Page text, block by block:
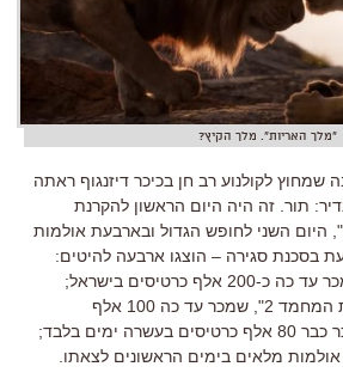
"מלך האריות". מלך הקיץ?
שמחוץ לקולנוע רב חן בכיכר דיזנגוף ראתה
: תור . זה היה היום הראשון להקרנת
", היום השני לחופש הגדול ובארבעת אולמות
בסכנת סגירה – הוצגו ארבעה להיטים:
עד כה כ-200 אלף כרטיסים בישראל;
המחמד 2", שמכר עד כה 100 אלף
כבר 80 אלף כרטיסים בעשרה ימים בלבד;
מלאים בימים הראשונים לצאתו